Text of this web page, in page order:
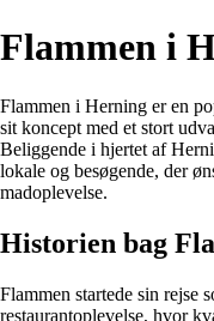
Flammen i
Flammen i Herning er en
sit koncept med et stort
Beliggende i hjertet af
lokale og besøgende, der
madoplevelse.
Historien bag
Flammen startede sin rejse
restaurantoplevelse, hvor